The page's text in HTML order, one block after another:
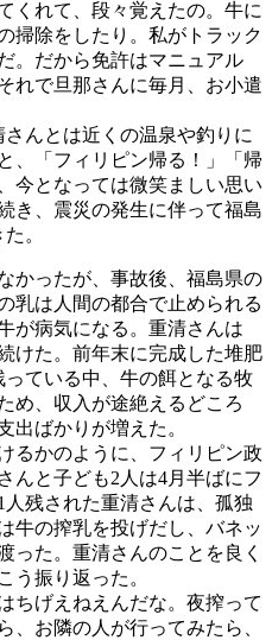
くれて、段々覚えたの。牛に
掃除をしたり。私がトラック
。だから免許はマニュアル
れで旦那さんに毎月、お小遣
んとは近くの温泉や釣りに
、「フィリピン帰る！」「帰
今となっては微笑ましい思い
き、震災の発生に伴って福島
。
かったが、事故後、福島県の
乳は人間の都合で止められる
が病気になる。重清さんは
けた。前年末に完成した堆肥
ている中、牛の餌となる牧
め、収入が途絶えるどころ
出ばかりが増えた。
るかのように、フィリピン政
んと子ども2人は4月半ばにフ
残された重清さんは、孤独
牛の搾乳を投げだし、バネッ
った。重清さんのことを良く
う振り返った。
ちげえねえんだな。夜搾って
、お隣の人が行ってみたら、